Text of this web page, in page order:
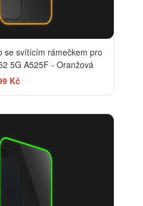
se svítícím rámečkem pro
5G A525F - Oranžová
Kč